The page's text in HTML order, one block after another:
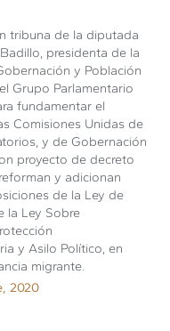
tribuna de la diputada
presidenta de la
y Población
Grupo Parlamentario
fundamentar el
Comisiones Unidas de
y de Gobernación
proyecto de decreto
y adicionan
de la Ley de
la Ley Sobre
y Asilo Político, en
migrante.
2020